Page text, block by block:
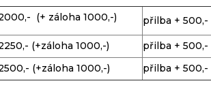
(+ záloha 1000,-) přilba + 500,-
(+záloha 1000,-)
přilba + 500,-
(+záloha 1000,-) přilba + 500,-